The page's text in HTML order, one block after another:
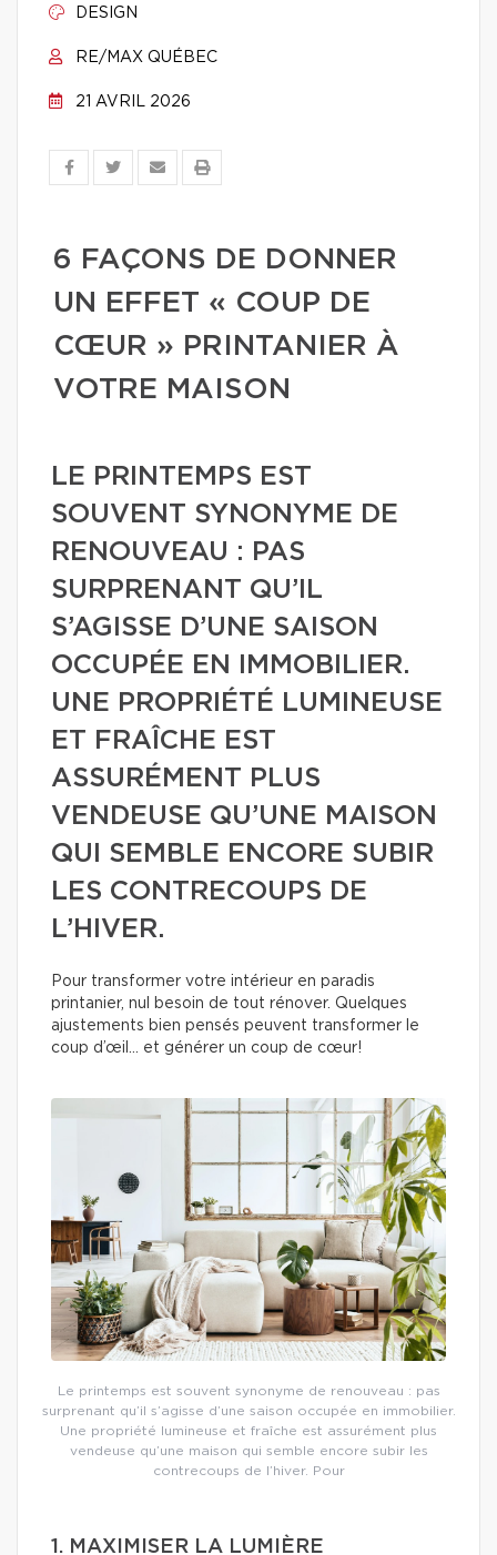
DESIGN
RE/MAX QUÉBEC
21 AVRIL 2026
6 FAÇONS DE DONNER
UN EFFET « COUP DE
CŒUR » PRINTANIER À
VOTRE MAISON
LE PRINTEMPS EST
SOUVENT SYNONYME DE
RENOUVEAU : PAS
SURPRENANT QU’IL
S’AGISSE D’UNE SAISON
OCCUPÉE EN IMMOBILIER.
UNE PROPRIÉTÉ LUMINEUSE
ET FRAÎCHE EST
ASSURÉMENT PLUS
VENDEUSE QU’UNE MAISON
QUI SEMBLE ENCORE SUBIR
LES CONTRECOUPS DE
L’HIVER.
Pour transformer votre intérieur en paradis
printanier, nul besoin de tout rénover. Quelques
ajustements bien pensés peuvent transformer le
coup d’œil… et générer un coup de cœur!
Le printemps est souvent synonyme de renouveau : pas
surprenant qu’il s’agisse d’une saison occupée en immobilier.
Une propriété lumineuse et fraîche est assurément plus
vendeuse qu’une maison qui semble encore subir les
contrecoups de l’hiver. Pour
1. MAXIMISER LA LUMIÈRE